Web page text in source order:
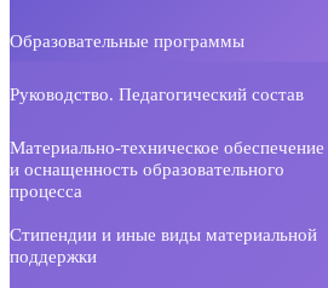
Образовательные программы
Руководство. Педагогический состав
Материально-техническое обеспечение
и оснащенность образовательного
процесса
Стипендии и иные виды материальной
поддержки